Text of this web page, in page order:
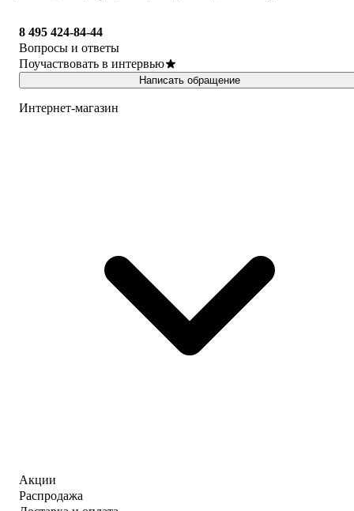
8 495 424-84-44
Вопросы и ответы
Поучаствовать в интервью
Написать обращение
Интернет-магазин
Акции
Распродажа